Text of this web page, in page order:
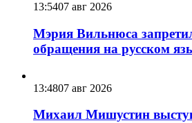
13:5407 авг 2026
Мэрия Вильнюса
обращения на русском
13:4807 авг 2026
Михаил Мишустин